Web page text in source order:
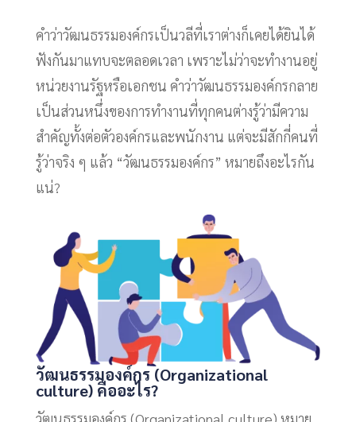
คำว่าวัฒนธรรมองค์กรเป็นวลีที่เราต่างก็เคยได้ยินได้
ฟังกันมาแทบจะตลอดเวลา เพราะไม่ว่าจะทำงานอยู่
หน่วยงานรัฐหรือเอกชน คำว่าวัฒนธรรมองค์กรกลาย
เป็นส่วนหนึ่งของการทำงานที่ทุกคนต่างรู้ว่ามีความ
สำคัญทั้งต่อตัวองค์กรและพนักงาน แต่จะมีสักกี่คนที่
รู้ว่าจริง ๆ แล้ว “วัฒนธรรมองค์กร” หมายถึงอะไรกัน
แน่?
วัฒนธรรมองค์กร (Organizational
culture) คืออะไร?